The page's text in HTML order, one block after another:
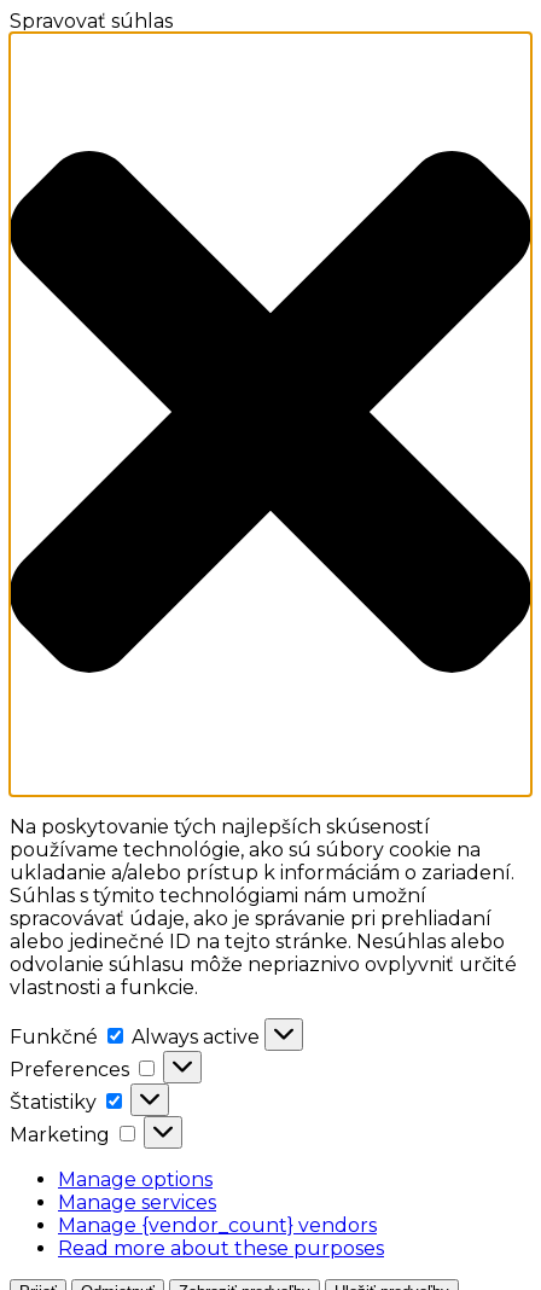
Spravovať súhlas
Na poskytovanie tých najlepších skúseností
používame technológie, ako sú súbory cookie na
ukladanie a/alebo prístup k informáciám o zariadení.
Súhlas s týmito technológiami nám umožní
spracovávať údaje, ako je správanie pri prehliadaní
alebo jedinečné ID na tejto stránke. Nesúhlas alebo
odvolanie súhlasu môže nepriaznivo ovplyvniť určité
vlastnosti a funkcie.
Funkčné Funkčné
Always active
Preferences
Preferences
Štatistiky
Štatistiky
Marketing
Marketing
Manage options
Manage services
Manage {vendor_count} vendors
Read more about these purposes